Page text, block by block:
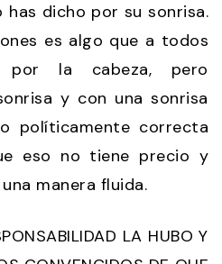
dicho por su sonrisa.
es algo que a todos
por la cabeza, pero
y con una sonrisa
políticamente correcta
eso no tiene precio y
manera fluida.
LA HUBO Y